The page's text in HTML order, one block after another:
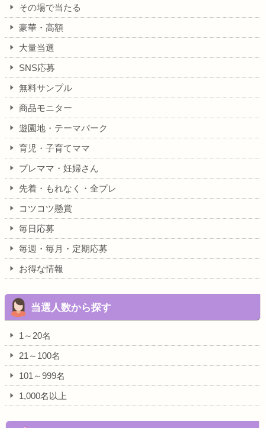
その場で当たる
豪華・高額
大量当選
SNS応募
無料サンプル
商品モニター
遊園地・テーマパーク
育児・子育てママ
プレママ・妊婦さん
先着・もれなく・全プレ
コツコツ懸賞
毎日応募
毎週・毎月・定期応募
お得な情報
当選人数から探す
1～20名
21～100名
101～999名
1,000名以上